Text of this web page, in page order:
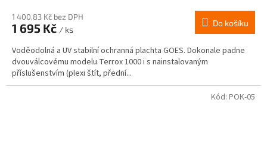
1 400,83 Kč bez DPH
1 695 Kč / ks
Do košíku
Voděodolná a UV stabilní ochranná plachta GOES. Dokonale padne
dvouválcovému modelu Terrox 1000 i s nainstalovaným
příslušenstvím (plexi štít, přední...
Kód: POK-05